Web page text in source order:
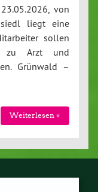
von
liegt eine
sollen
zu Arzt und
Grünwald –
Weiterlesen »